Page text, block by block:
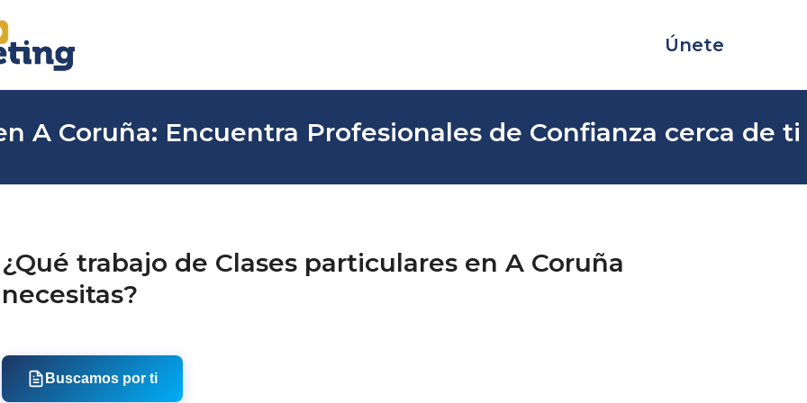
Únete
A Coruña: Encuentra Profesionales de Confianza cerca de ti
¿Qué trabajo de Clases particulares en A Coruña
necesitas?
Buscamos por ti